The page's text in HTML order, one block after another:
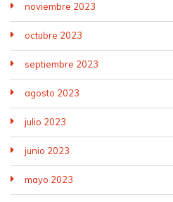
noviembre 2023
octubre 2023
septiembre 2023
agosto 2023
julio 2023
junio 2023
mayo 2023